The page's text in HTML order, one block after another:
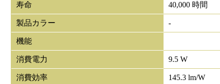
寿命 40,000 時間
製品カラー -
機能
消費電力 9.5 W
消費効率 145.3 lm/W